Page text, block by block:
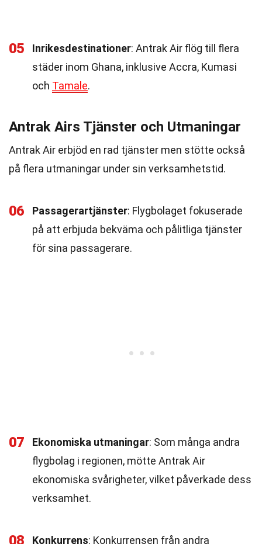
05 Inrikesdestinationer: Antrak Air flög till flera
städer inom Ghana, inklusive Accra, Kumasi
och Tamale.
Antrak Airs Tjänster och Utmaningar
Antrak Air erbjöd en rad tjänster men stötte också
på flera utmaningar under sin verksamhetstid.
06 Passagerartjänster: Flygbolaget fokuserade
på att erbjuda bekväma och pålitliga tjänster
för sina passagerare.
07 Ekonomiska utmaningar: Som många andra
flygbolag i regionen, mötte Antrak Air
ekonomiska svårigheter, vilket påverkade dess
verksamhet.
08 Konkurrens: Konkurrensen från andra